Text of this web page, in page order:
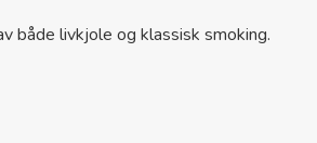
både livkjole og klassisk smoking.